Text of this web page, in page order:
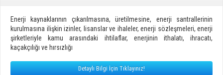
Enerji kaynaklarının çıkarılmasına, üretilmesine, enerji santrallerinin
kurulmasına ilişkin izinler, lisanslar ve ihaleler, enerji sözleşmeleri, enerji
şirketleriyle kamu arasındaki ihtilaflar, enerjinin ithalatı, ihracatı,
kaçakçılığı ve hırsızlığı
Detaylı Bilgi İçin Tıklayınız!